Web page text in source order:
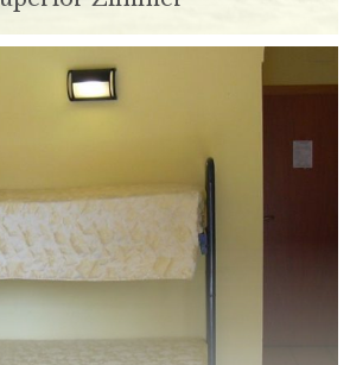
sich im Superior-Zimmer, der kleinen
Unsere Zimmer sind für Komfort und
entworfen und bieten einen Platz zum
wieder ihre Energien nach der Arbeit.